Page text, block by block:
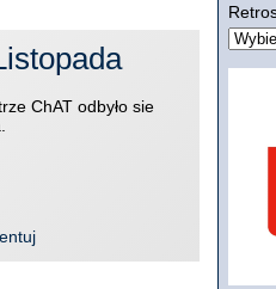
ChAT odbyło sie